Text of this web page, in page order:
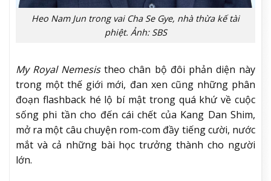
Heo Nam Jun trong vai Cha Se Gye, nhà thừa kế tài
phiệt. Ảnh: SBS
My Royal Nemesistheo chân bộ đôi phản diện này
trong một thế giới mới, đan xen cũng những phân
đoạn flashback hé lộ bí mật trong quá khứ về cuộc
sống phi tần cho đến cái chết của Kang Dan Shim,
mở ra một câu chuyện rom-com đầy tiếng cười, nước
mắt và cả những bài học trưởng thành cho người
lớn.